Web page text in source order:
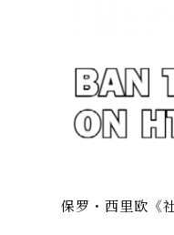
保罗・西里欧《